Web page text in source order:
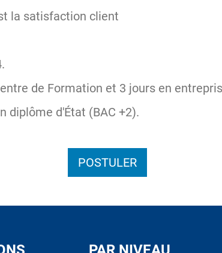
la satisfaction client
de Formation et 3 jours en
diplôme d'État (BAC +2).
POSTULER